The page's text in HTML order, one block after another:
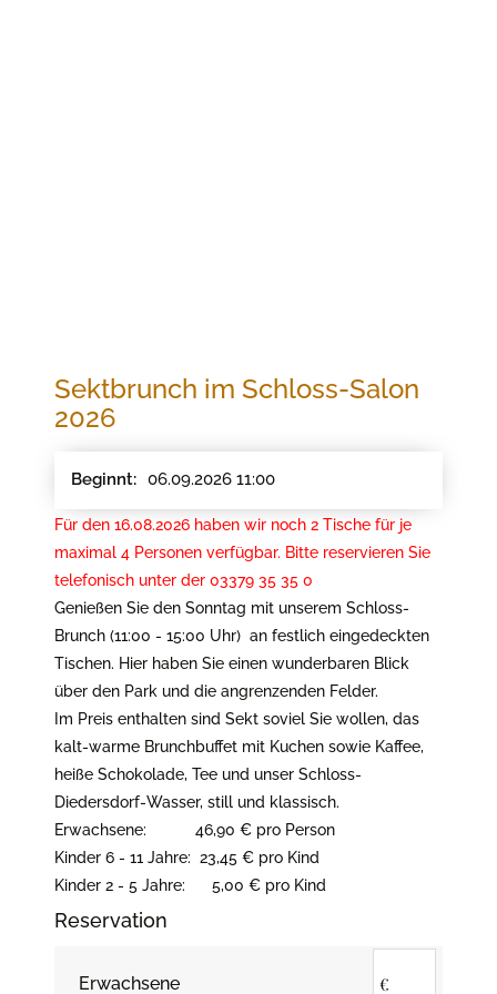
Sektbrunch im Schloss-Salon
2026
Beginnt: 06.09.2026 11:00
Für den 16.08.2026 haben wir noch 2 Tische für je
maximal 4 Personen verfügbar. Bitte reservieren Sie
telefonisch unter der 03379 35 35 0
Genießen Sie den Sonntag mit unserem Schloss-
Brunch (11:00 - 15:00 Uhr) an festlich eingedeckten
Tischen. Hier haben Sie einen wunderbaren Blick
über den Park und die angrenzenden Felder.
Im Preis enthalten sind Sekt soviel Sie wollen, das
kalt-warme Brunchbuffet mit Kuchen sowie Kaffee,
heiße Schokolade, Tee und unser Schloss-
Diedersdorf-Wasser, still und klassisch.
Erwachsene: 46,90 € pro Person
Kinder 6 - 11 Jahre: 23,45 € pro Kind
Kinder 2 - 5 Jahre: 5,00 € pro Kind
Reservation
Erwachsene €